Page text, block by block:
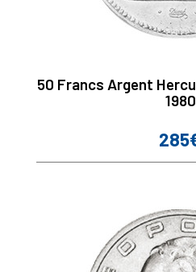
50 Francs Argent
1980
Prix